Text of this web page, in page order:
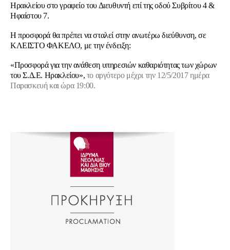
Ηρακλείου στο γραφείο του Διευθυντή επί της οδού Συβρίτου 4 &
Ηφαίστου 7.
Η προσφορά θα πρέπει να σταλεί στην ανωτέρω διεύθυνση, σε
ΚΛΕΙΣΤΟ ΦΑΚΕΛΟ, με την ένδειξη:
«Προσφορά για την ανάθεση υπηρεσιών καθαριότητας των χώρων
του Σ.Δ.Ε. Ηρακλείου», το αργότερο μέχρι την 12/5/2017 ημέρα
Παρασκευή και ώρα 19:00.